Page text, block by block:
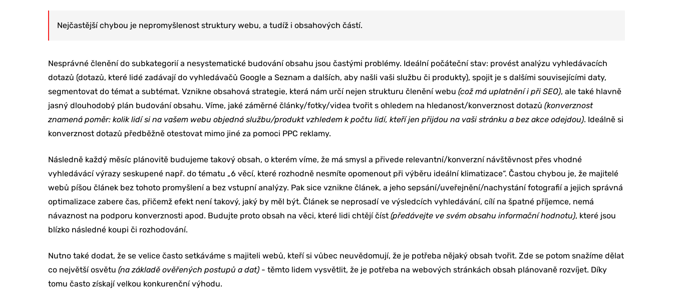
Nejčastější chybou je nepromyšlenost struktury webu, a tudíž i obsahových částí.
Nesprávné členění do subkategorií a nesystematické budování obsahu jsou častými problémy. Ideální počáteční stav: provést analýzu vyhledávacích
dotazů (dotazů, které lidé zadávají do vyhledávačů Google a Seznam a dalších, aby našli vaši službu či produkty), spojit je s dalšími souvisejícími daty,
segmentovat do témat a subtémat. Vznikne obsahová strategie, která nám určí nejen strukturu členění webu (což má uplatnění i při SEO), ale také hlavně
jasný dlouhodobý plán budování obsahu. Víme, jaké záměrné články/fotky/videa tvořit s ohledem na hledanost/konverznost dotazů (konverznost
znamená poměr: kolik lidí si na vašem webu objedná službu/produkt vzhledem k počtu lidí, kteří jen přijdou na vaši stránku a bez akce odejdou). Ideálně si
konverznost dotazů předběžně otestovat mimo jiné za pomoci PPC reklamy.
Následně každý měsíc plánovitě budujeme takový obsah, o kterém víme, že má smysl a přivede relevantní/konverzní návštěvnost přes vhodné
vyhledávácí výrazy seskupené např. do tématu „6 věcí, které rozhodně nesmíte opomenout při výběru ideální klimatizace“. Častou chybou je, že majitelé
webů píšou článek bez tohoto promyšlení a bez vstupní analýzy. Pak sice vznikne článek, a jeho sepsání/uveřejnění/nachystání fotografií a jejich správná
optimalizace zabere čas, přičemž efekt není takový, jaký by měl být. Článek se neprosadí ve výsledcích vyhledávání, cílí na špatné příjemce, nemá
návaznost na podporu konverznosti apod. Budujte proto obsah na věci, které lidi chtějí číst (předávejte ve svém obsahu informační hodnotu), které jsou
blízko následné koupi či rozhodování.
Nutno také dodat, že se velice často setkáváme s majiteli webů, kteří si vůbec neuvědomují, že je potřeba nějaký obsah tvořit. Zde se potom snažíme dělat
co největší osvětu (na základě ověřených postupů a dat) - těmto lidem vysvětlit, že je potřeba na webových stránkách obsah plánovaně rozvíjet. Díky
tomu často získají velkou konkurenční výhodu.